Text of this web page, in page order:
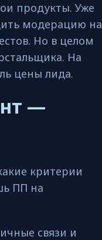
продукты. Уже
модерацию на
Но в целом
На
цены лида.
—
критерии
ПП на
связи и